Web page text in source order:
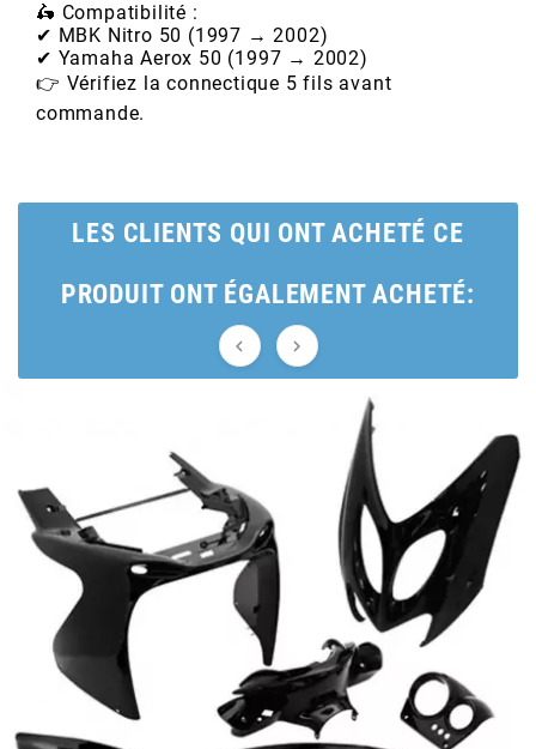
BETA MOTOS
BETA RACING
BIDALOT
BRAIH
BRIDGESTONE
BRK
BUZZETTI
🛵 Compatibilité :
✔ MBK Nitro 50 (1997 → 2002)
✔ Yamaha Aerox 50 (1997 → 2002)
👉 Vérifiez la connectique 5 fils avant
commande.
LES CLIENTS QUI ONT ACHETÉ CE
PRODUIT ONT ÉGALEMENT ACHETÉ:
 